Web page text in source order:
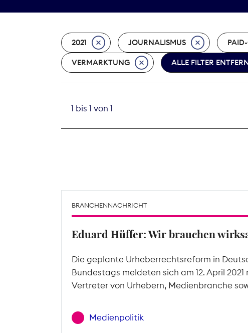
2021 JOURNALISMUS
VERMARKTUNG ALLE FILTER
1 bis 1 von 1
BRANCHENNACHRICHT
Eduard Hüffer: Wir brauchen
Die geplante Urheberrechtsreform in
Bundestags meldeten sich am 12. April
Vertreter von Urhebern, Medienbranche
Medienpolitik